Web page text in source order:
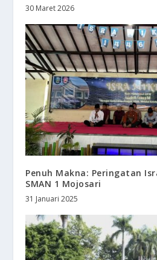
30 Maret 2026
Penuh Makna: Peringatan
SMAN 1 Mojosari
31 Januari 2025